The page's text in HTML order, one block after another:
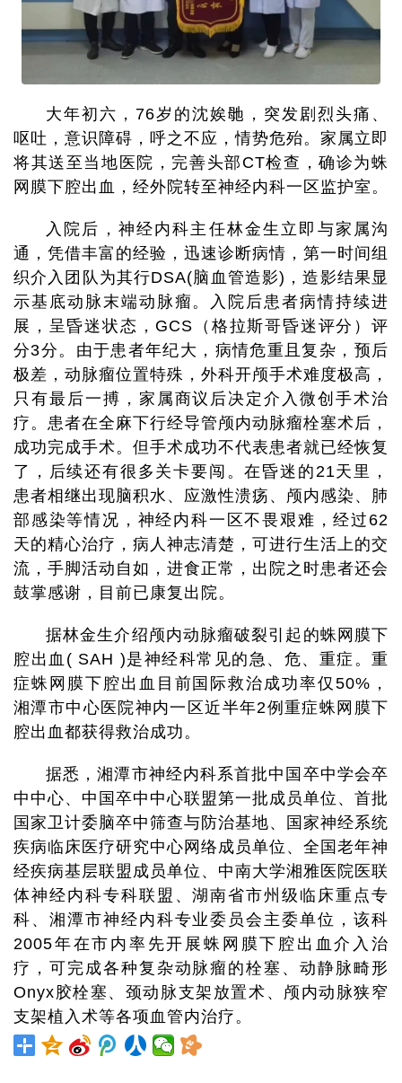
大年初六，76岁的沈娭毑，突发剧烈头痛、
呕吐，意识障碍，呼之不应，情势危殆。家属立即
将其送至当地医院，完善头部CT检查，确诊为蛛
网膜下腔出血，经外院转至神经内科一区监护室。
入院后，神经内科主任林金生立即与家属沟
通，凭借丰富的经验，迅速诊断病情，第一时间组
织介入团队为其行DSA(脑血管造影)，造影结果显
示基底动脉末端动脉瘤。入院后患者病情持续进
展，呈昏迷状态，GCS（格拉斯哥昏迷评分）评
分3分。由于患者年纪大，病情危重且复杂，预后
极差，动脉瘤位置特殊，外科开颅手术难度极高，
只有最后一搏，家属商议后决定介入微创手术治
疗。患者在全麻下行经导管颅内动脉瘤栓塞术后，
成功完成手术。但手术成功不代表患者就已经恢复
了，后续还有很多关卡要闯。在昏迷的21天里，
患者相继出现脑积水、应激性溃疡、颅内感染、肺
部感染等情况，神经内科一区不畏艰难，经过62
天的精心治疗，病人神志清楚，可进行生活上的交
流，手脚活动自如，进食正常，出院之时患者还会
鼓掌感谢，目前已康复出院。
据林金生介绍颅内动脉瘤破裂引起的蛛网膜下
腔出血( SAH )是神经科常见的急、危、重症。重
症蛛网膜下腔出血目前国际救治成功率仅50%，
湘潭市中心医院神内一区近半年2例重症蛛网膜下
腔出血都获得救治成功。
据悉，湘潭市神经内科系首批中国卒中学会卒
中中心、中国卒中中心联盟第一批成员单位、首批
国家卫计委脑卒中筛查与防治基地、国家神经系统
疾病临床医疗研究中心网络成员单位、全国老年神
经疾病基层联盟成员单位、中南大学湘雅医院医联
体神经内科专科联盟、湖南省市州级临床重点专
科、湘潭市神经内科专业委员会主委单位，该科
2005年在市内率先开展蛛网膜下腔出血介入治
疗，可完成各种复杂动脉瘤的栓塞、动静脉畸形
Onyx胶栓塞、颈动脉支架放置术、颅内动脉狭窄
支架植入术等各项血管内治疗。